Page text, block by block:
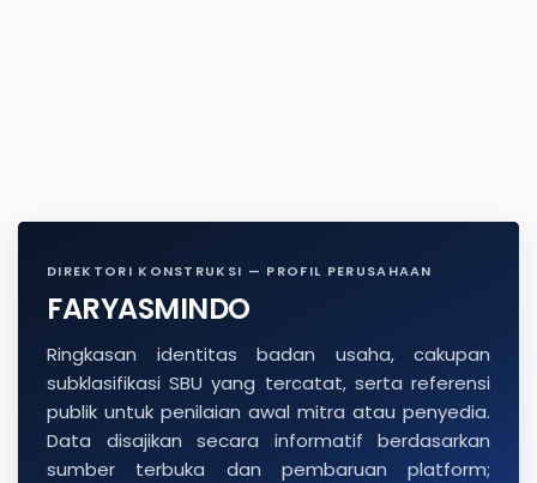
DIREKTORI KONSTRUKSI — PROFIL PERUSAHAAN
FARYASMINDO
Ringkasan identitas badan usaha, cakupan
subklasifikasi SBU yang tercatat, serta referensi
publik untuk penilaian awal mitra atau penyedia.
Data disajikan secara informatif berdasarkan
sumber terbuka dan pembaruan platform;